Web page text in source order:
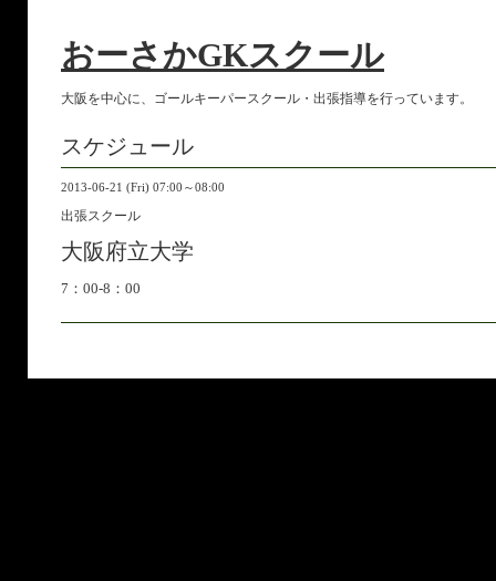
おーさかGKスクール
大阪を中心に、ゴールキーパースクール・出張指導を行っています。
スケジュール
2013-06-21 (Fri) 07:00～08:00
出張スクール
大阪府立大学
7：00-8：00